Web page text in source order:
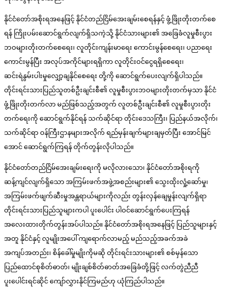
နိုင်ငံတော်အစိုးရအနေဖြင့် နိုင်ငံတည်ငြိမ်အေးချမ်းစေရန်နှင့် ဖွံ့ဖြိုးတိုးတက်စေ
ရန် ကြိုးပမ်းဆောင်ရွက်လျက်ရှိသကဲ့သို့ နိုင်ငံသားများ၏ အခြေခံလူမှုစီးပွား
ဘဝများတိုးတက်စေရေး၊ လူတိုင်းကျန်းမာရေး ကောင်းမွန်စေရေး၊ ပညာရေး
ကောင်းမွန်ပြီး အလုပ်အကိုင်များရရှိကာ လူတိုင်းဝင်ငွေရရှိစေရေး၊
ဆင်းရဲနွမ်းပါးမှုလျှော့ချနိုင်စေရေး တို့ကို ဆောင်ရွက်ပေးလျက်ရှိပါသည်။
တိုင်းရင်းသားပြည်သူတစ်ဦးချင်းစီ၏ လူမှုစီးပွားဘဝများတိုးတက်မှသာ နိုင်ငံ
ဖွံ့ဖြိုးတိုးတက်လာ မည်ဖြစ်သည့်အတွက် လူတစ်ဦးချင်းစီ၏ လူမှုစီးပွားတိုး
တက်ရေးကို ဆောင်ရွက်နိုင်ရန် သက်ဆိုင်ရာ တိုင်းဒေသကြီး၊ ပြည်နယ်အလိုက်၊
သက်ဆိုင်ရာ ဝန်ကြီးဌာနများအလိုက် ရည်မှန်းချက်များချမှတ်ပြီး အောင်မြင်
အောင် ဆောင်ရွက်ကြရန် တိုက်တွန်းလိုပါသည်။
နိုင်ငံတော်တည်ငြိမ်အေးချမ်းရေးကို မလိုလားသော၊ နိုင်ငံတော်အစိုးရကို
ဆန့်ကျင်လျက်ရှိသော အကြမ်းဖက်အဖွဲ့အစည်းများ၏ သွေးထိုးလှုံ့ဆော်မှု၊
အကြမ်းဖက်ဖျက်ဆီးမှုအန္တရာယ်များကိုလည်း တွန်းလှန်ချေမှုန်းလျက်ရှိရာ
တိုင်းရင်းသားပြည်သူများကပါ ပူးပေါင်း ပါဝင်ဆောင်ရွက်ပေးကြရန်
အလေးထားတိုက်တွန်းအပ်ပါသည်။ နိုင်ငံတော်အစိုးရအနေဖြင့် ပြည်သူများနှင့်
အတူ နိုင်ငံနှင့် လူမျိုးအပေါ် ကျရောက်လာမည့် မည်သည့်အခက်အခဲ
အကျပ်အတည်း၊ စိန်ခေါ်မှုမျိုးကိုမဆို တိုင်းရင်းသားများ၏ စစ်မှန်သော
ပြည်ထောင်စုစိတ်ဓာတ်၊ မျိုးချစ်စိတ်ဓာတ်အခြေခံတို့ဖြင့် လက်တွဲညီညီ
ပူးပေါင်းရင်ဆိုင် ကျော်လွှားနိုင်ကြမည်ဟု ယုံကြည်ပါသည်။